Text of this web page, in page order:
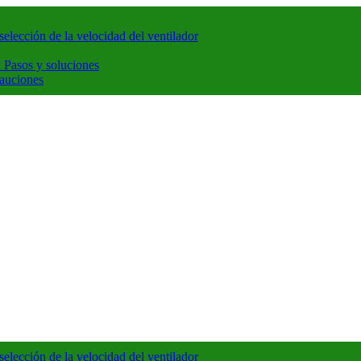
de la velocidad del ventilador
y soluciones
de la velocidad del ventilador